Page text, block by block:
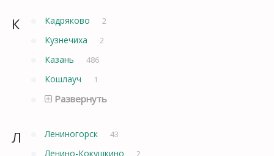
К Кадряково 2
Кузнечиха 2
Казань 486
Кошлауч 1
Развернуть
Л Лениногорск 43
Ленино-Кокушкино 2